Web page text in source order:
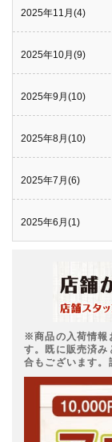
2025年11月(4)
2025年10月(9)
2025年9月(10)
2025年8月(10)
2025年7月(6)
2025年6月(1)
※商品の入荷情報
す。既に販売済み
合もございます。